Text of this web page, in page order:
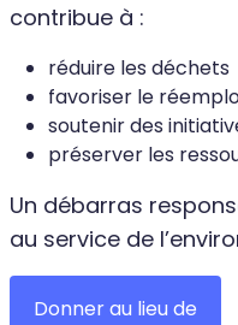
contribue à :
réduire les déchets
favoriser le
soutenir des
préserver les
Un débarras
au service de
Donner au lieu de